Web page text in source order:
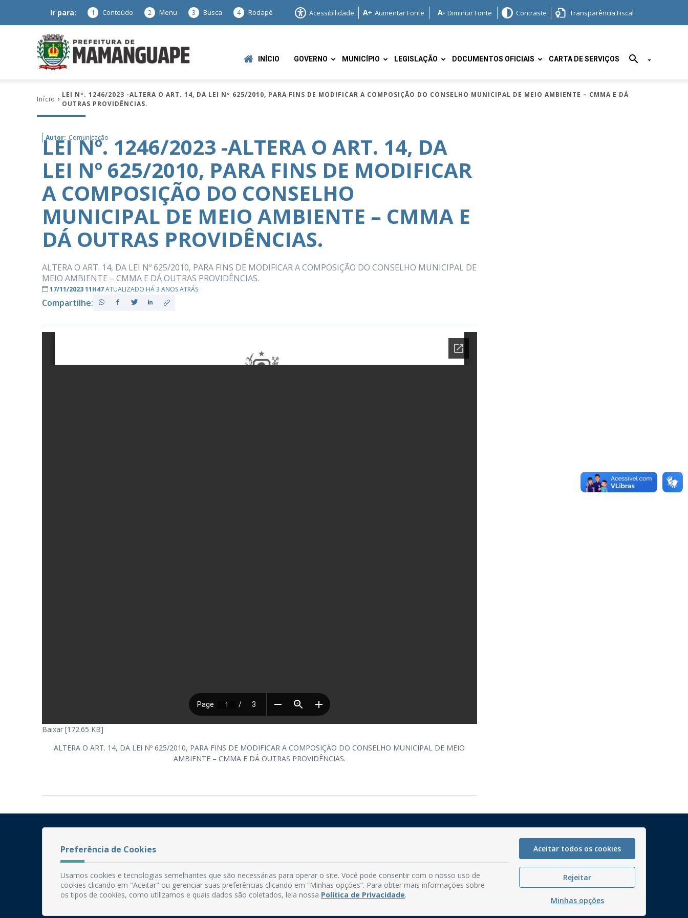
Ir para: 1 Conteúdo 2 Menu 3 Busca 4 Rodapé Acessibilidade Aumentar Fonte Diminuir Fonte Contraste Transparência Fiscal
–
PB
INÍCIO GOVERNO MUNICÍPIO LEGISLAÇÃO DOCUMENTOS OFICIAIS CARTA DE SERVIÇOS
Início
LEI Nº. 1246/2023 -ALTERA O ART. 14, DA LEI Nº 625/2010, PARA FINS DE MODIFICAR A COMPOSIÇÃO DO CONSELHO MUNICIPAL DE MEIO AMBIENTE – CMMA E DÁ
OUTRAS PROVIDÊNCIAS.
Autor: Comunicação
LEI Nº. 1246/2023 -ALTERA O ART. 14, DA
LEI Nº 625/2010, PARA FINS DE MODIFICAR
A COMPOSIÇÃO DO CONSELHO
MUNICIPAL DE MEIO AMBIENTE – CMMA E
DÁ OUTRAS PROVIDÊNCIAS.
ALTERA O ART. 14, DA LEI Nº 625/2010, PARA FINS DE MODIFICAR A COMPOSIÇÃO DO CONSELHO MUNICIPAL DE
MEIO AMBIENTE – CMMA E DÁ OUTRAS PROVIDÊNCIAS.
17/11/2023 11H47ATUALIZADO HÁ 3 ANOS ATRÁS
Compartilhe:
Baixar [172.65 KB]
ALTERA O ART. 14, DA LEI Nº 625/2010, PARA FINS DE MODIFICAR A COMPOSIÇÃO DO CONSELHO MUNICIPAL DE MEIO
AMBIENTE – CMMA E DÁ OUTRAS PROVIDÊNCIAS.
Fone: (83) 3292-2246
Email: comunicacao@mamanguape.pb.gov.br
Expediente: Segunda à Sexta, das 08h às 13h
Perguntas frequentes
Preferência de Cookies
Usamos cookies e tecnologias semelhantes que são necessárias para operar o site. Você pode consentir com o nosso uso de
cookies clicando em "Aceitar" ou gerenciar suas preferências clicando em “Minhas opções”. Para obter mais informações sobre
os tipos de cookies, como utilizamos e quais dados são coletados, leia nossa Política de Privacidade.
Aceitar todos os cookies
Rejeitar
Minhas opções